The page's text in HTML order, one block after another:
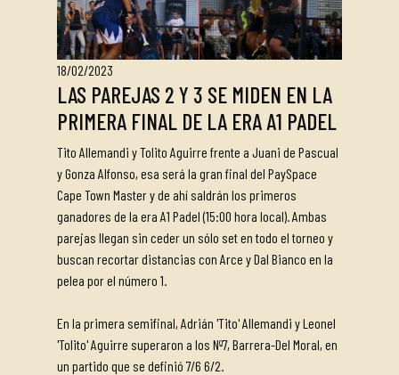
18/02/2023
LAS PAREJAS 2 Y 3 SE MIDEN EN LA
PRIMERA FINAL DE LA ERA A1 PADEL
Tito Allemandi y Tolito Aguirre frente a Juani de Pascual
y Gonza Alfonso, esa será la gran final del PaySpace
Cape Town Master y de ahí saldrán los primeros
ganadores de la era A1 Padel (15:00 hora local). Ambas
parejas llegan sin ceder un sólo set en todo el torneo y
buscan recortar distancias con Arce y Dal Bianco en la
pelea por el número 1.
En la primera semifinal, Adrián 'Tito' Allemandi y Leonel
'Tolito' Aguirre superaron a los Nº7, Barrera-Del Moral, en
un partido que se definió 7/6 6/2.